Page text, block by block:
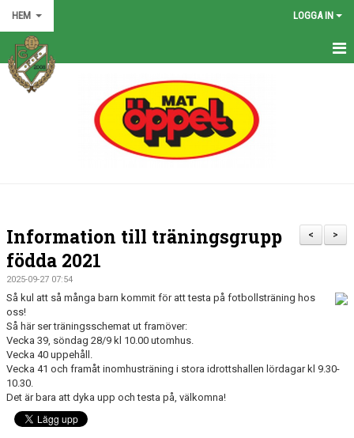
HEM LOGGA IN
HEM
KALENDER
BILDGALLERI
MATCHER
VÅRA LAG
BLI MEDLEM
KLÄDKOLLEKTION
>
<
Information till träningsgrupp
födda 2021
2025-09-27 07:54
Så kul att så många barn kommit för att testa på fotbollsträning hos
oss!
Så här ser träningsschemat ut framöver:
Vecka 39, söndag 28/9 kl 10.00 utomhus.
Vecka 40 uppehåll.
Vecka 41 och framåt inomhusträning i stora idrottshallen lördagar kl 9.30-
10.30.
Det är bara att dyka upp och testa på, välkomna!